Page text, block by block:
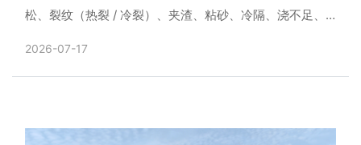
松、裂纹（热裂 / 冷裂）、夹渣、粘砂、冷隔、浇不足、
2026-07-17